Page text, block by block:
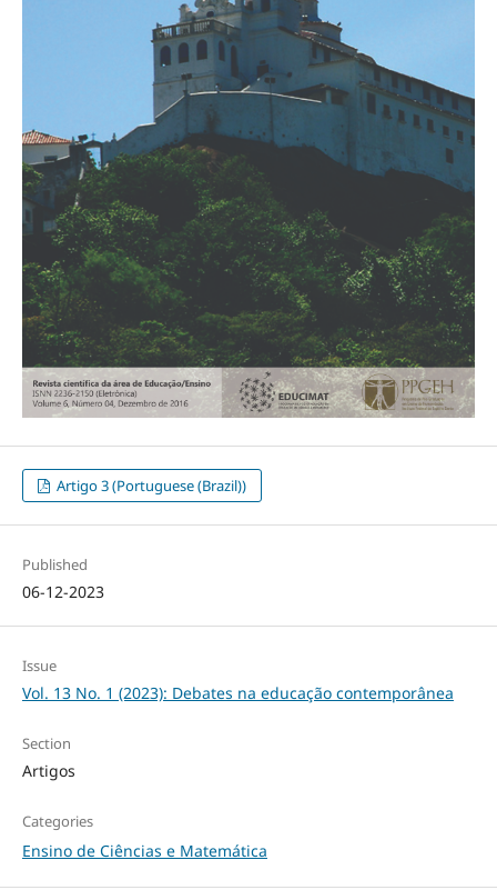
Artigo 3 (Portuguese (Brazil))
Published
06-12-2023
Issue
Vol. 13 No. 1 (2023): Debates na educação contemporânea
Section
Artigos
Categories
Ensino de Ciências e Matemática